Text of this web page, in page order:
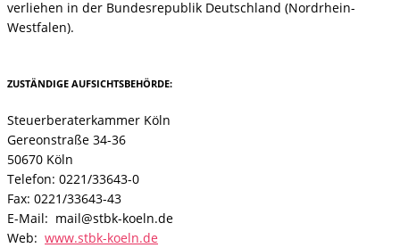
verliehen in der Bundesrepublik Deutschland (Nordrhein-
Westfalen).
ZUSTÄNDIGE AUFSICHTSBEHÖRDE:
Steuerberaterkammer Köln
Gereonstraße 34-36
50670 Köln
Telefon: 0221/33643-0
Fax: 0221/33643-43
E-Mail: mail@stbk-koeln.de
Web: www.stbk-koeln.de